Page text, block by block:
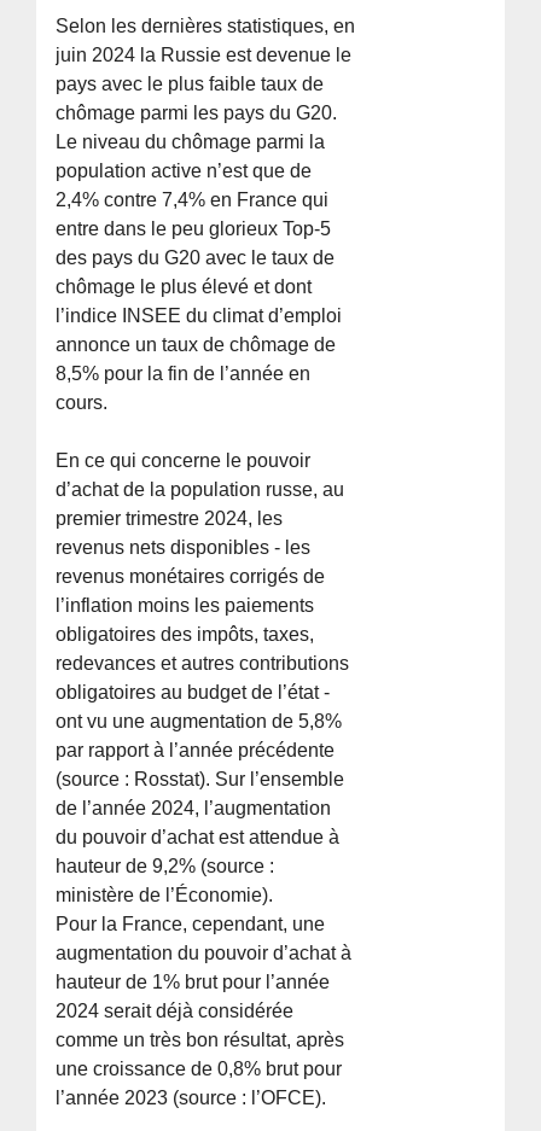
Selon les dernières statistiques, en
juin 2024 la Russie est devenue le
pays avec le plus faible taux de
chômage parmi les pays du G20.
Le niveau du chômage parmi la
population active n’est que de
2,4% contre 7,4% en France qui
entre dans le peu glorieux Top-5
des pays du G20 avec le taux de
chômage le plus élevé et dont
l’indice INSEE du climat d’emploi
annonce un taux de chômage de
8,5% pour la fin de l’année en
cours.
En ce qui concerne le pouvoir
d’achat de la population russe, au
premier trimestre 2024, les
revenus nets disponibles - les
revenus monétaires corrigés de
l’inflation moins les paiements
obligatoires des impôts, taxes,
redevances et autres contributions
obligatoires au budget de l’état -
ont vu une augmentation de 5,8%
par rapport à l’année précédente
(source : Rosstat). Sur l’ensemble
de l’année 2024, l’augmentation
du pouvoir d’achat est attendue à
hauteur de 9,2% (source :
ministère de l’Économie).
Pour la France, cependant, une
augmentation du pouvoir d’achat à
hauteur de 1% brut pour l’année
2024 serait déjà considérée
comme un très bon résultat, après
une croissance de 0,8% brut pour
l’année 2023 (source : l’OFCE).